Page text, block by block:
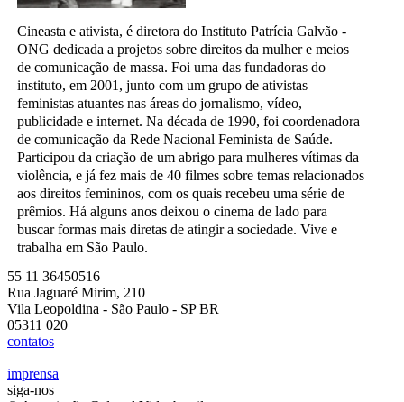
Cineasta e ativista, é diretora do Instituto Patrícia Galvão -
ONG dedicada a projetos sobre direitos da mulher e meios
de comunicação de massa. Foi uma das fundadoras do
instituto, em 2001, junto com um grupo de ativistas
feministas atuantes nas áreas do jornalismo, vídeo,
publicidade e internet. Na década de 1990, foi coordenadora
de comunicação da Rede Nacional Feminista de Saúde.
Participou da criação de um abrigo para mulheres vítimas da
violência, e já fez mais de 40 filmes sobre temas relacionados
aos direitos femininos, com os quais recebeu uma série de
prêmios. Há alguns anos deixou o cinema de lado para
buscar formas mais diretas de atingir a sociedade. Vive e
trabalha em São Paulo.
55 11 36450516
Rua Jaguaré Mirim, 210
Vila Leopoldina - São Paulo - SP BR
05311 020
contatos
imprensa
siga-nos